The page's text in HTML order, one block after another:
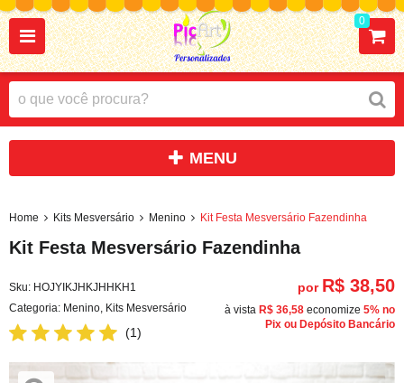
0
Home Kits Mesversário Menino Kit Festa Mesversário Fazendinha
Kit Festa Mesversário Fazendinha
Sku: HOJYIKJHKJHHKH1
Categoria: Menino Kits Mesversário
(1)
por R$ 38,50
à vista R$ 36,58 economize 5% no
Pix ou Depósito Bancário